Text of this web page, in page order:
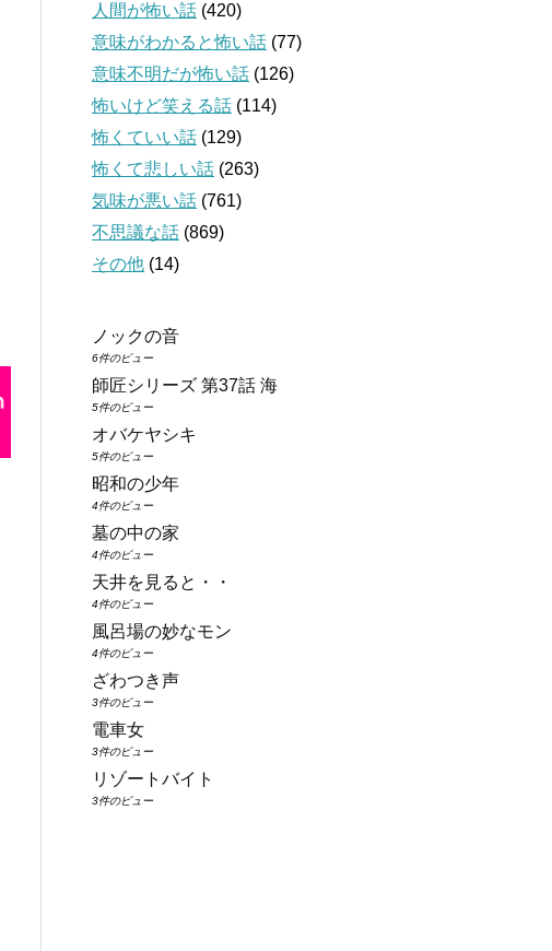
人間が怖い話 (420)
意味がわかると怖い話 (77)
意味不明だが怖い話 (126)
怖いけど笑える話 (114)
怖くていい話 (129)
怖くて悲しい話 (263)
気味が悪い話 (761)
不思議な話 (869)
その他 (14)
ノックの音
6件のビュー
師匠シリーズ 第37話 海
5件のビュー
オバケヤシキ
5件のビュー
昭和の少年
4件のビュー
墓の中の家
4件のビュー
天井を見ると・・
4件のビュー
風呂場の妙なモン
4件のビュー
ざわつき声
3件のビュー
電車女
3件のビュー
リゾートバイト
3件のビュー